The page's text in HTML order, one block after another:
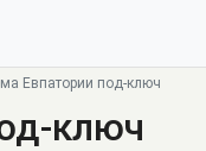
Евпатории под-ключ
ключ